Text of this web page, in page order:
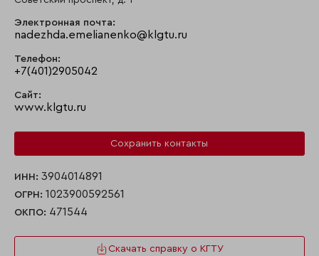
Электронная почта:
nadezhda.emelianenko@klgtu.ru
Телефон:
+7(401)2905042
Сайт:
www.klgtu.ru
Сохранить контакты
ИНН: 3904014891
ОГРН: 1023900592561
ОКПО: 471544
Скачать справку о КГТУ